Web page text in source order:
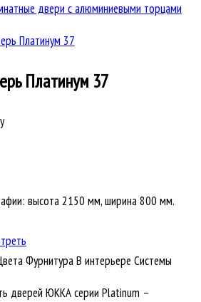
двери с алюминиевыми торцами
Платинум 37
высота 2150 мм, ширина 800 мм.
ФурнитураВ интерьере Cистемы
дверей ЮККА серии Platinum –